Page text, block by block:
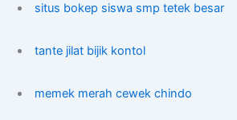
situs bokep siswa smp tetek besar
tante jilat bijik kontol
memek merah cewek chindo